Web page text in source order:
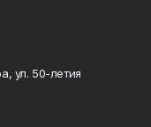
ул. 50-летия